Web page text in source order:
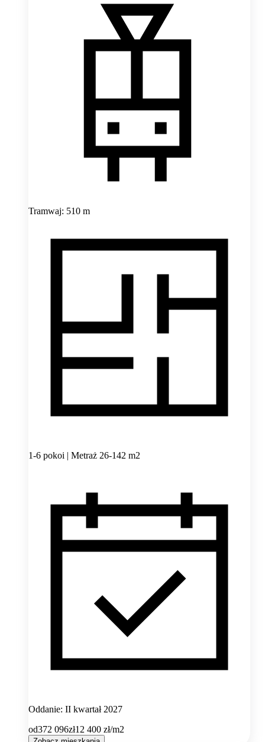
Tramwaj: 510 m
1-6 pokoi | Metraż 26-142 m2
Oddanie: II kwartał 2027
od372 096zł12 400 zł/m2